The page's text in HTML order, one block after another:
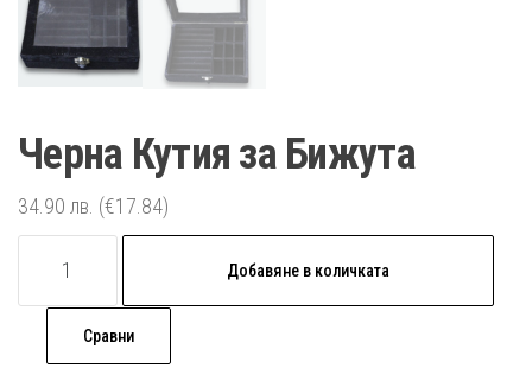
Черна Кутия за Бижута
34.90 лв. (€17.84)
Черна
Добавяне в количката
Сравни